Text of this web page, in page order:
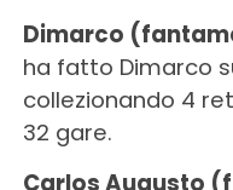
Dimarco
ha fatto Dimarco
collezionando 4
32 gare.
Carlos Augusto